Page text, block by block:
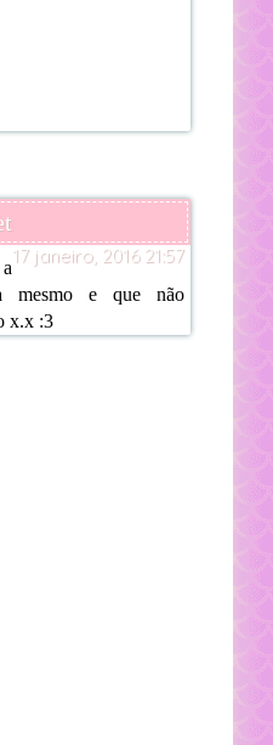
17 janeiro, 2016 21:57
mesmo e que não
x.x :3